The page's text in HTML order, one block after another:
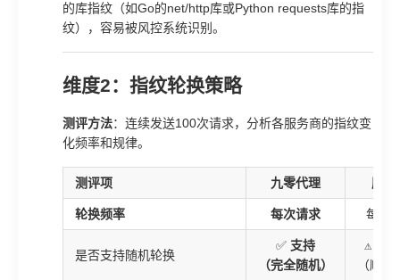
的库指纹（如Go的net/http库或Python requests库的指
纹），容易被风控系统识别。
维度2：指纹轮换策略
测评方法：连续发送100次请求，分析各服务商的指纹变
化频率和规律。
测评项 九零代理 服务
轮换频率 每次请求 每5
是否支持随机轮换
✅ 支持
（完全随机）
⚠️ 部
（顺